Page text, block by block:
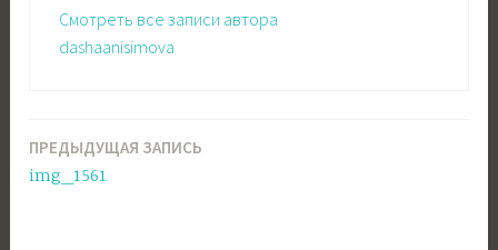
Смотреть все записи автора
dashaanisimova
Навигация
по
ПРЕДЫДУЩАЯ ЗАПИСЬ
img_1561